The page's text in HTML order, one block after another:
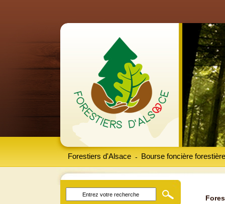
Forestiers d'Alsace Bourse foncière forestière
-